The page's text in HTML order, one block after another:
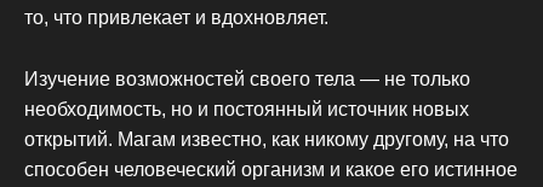
то, что привлекает и вдохновляет.
Изучение возможностей своего тела — не только
необходимость, но и постоянный источник новых
открытий. Магам известно, как никому другому, на что
способен человеческий организм и какое его истинное